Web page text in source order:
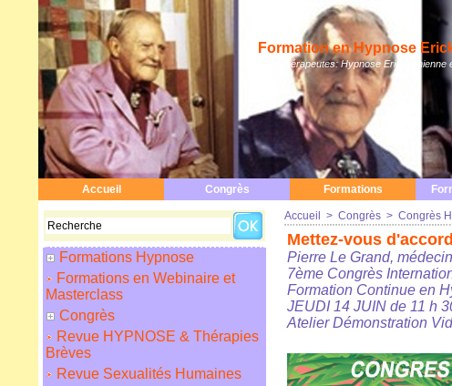
Formation en Hypnose
Hypnothérapeutes: Hypnose
Accueil Congrès Formations
Formations Hypnose
Formations en Webinaire et
Masterclass
Congrès
Revue HYPNOSE & Thérapies
Brèves
Revue Sexualités Humaines
Accueil > Congrès > Congrès
Mettez-vous
Pierre Le Grand,
7ème Congrès
Formation Continue en
JEUDI 14 JUIN de 11 h
Atelier Démonstration